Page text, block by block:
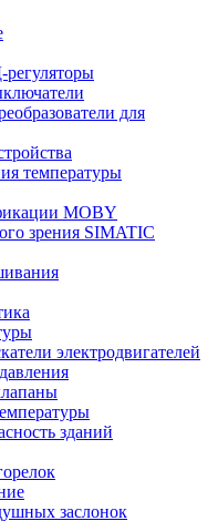
для
температуры
MOBY
зрения SIMATIC
электродвигателей
зданий
заслонок